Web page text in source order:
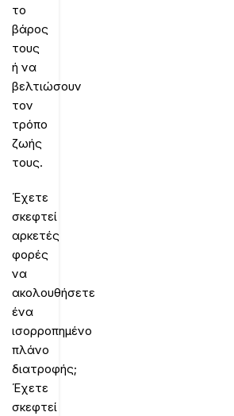
το
βάρος
τους
ή να
βελτιώσουν
τον
τρόπο
ζωής
τους.
Έχετε
σκεφτεί
αρκετές
φορές
να
ακολουθήσετε
ένα
ισορροπημένο
πλάνο
διατροφής;
Έχετε
σκεφτεί